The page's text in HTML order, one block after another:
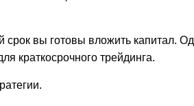
срок вы готовы вложить капитал.
краткосрочного трейдинга.